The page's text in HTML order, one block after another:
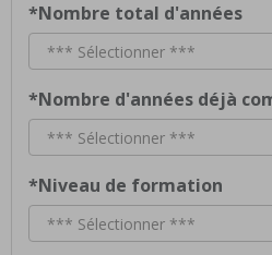
*Nombre total d'années
*Nombre d'années déjà
*Niveau de formation